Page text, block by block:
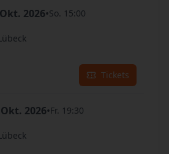
Okt. 2026•So. 15:00
Tickets
Okt. 2026•Fr. 19:30